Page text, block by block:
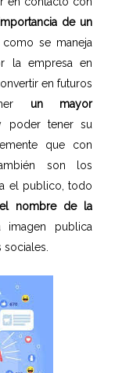
de un
se maneja
la empresa en
en futuros
un mayor
tener su
que con
son los
el publico, todo
el nombre de la
publica
sociales.